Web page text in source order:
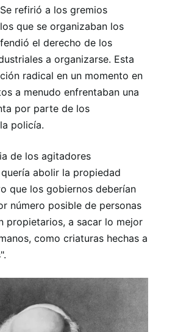
refirió a los gremios
que se organizaban los
el derecho de los
a organizarse. Esta
radical en un momento en
a menudo enfrentaban una
por parte de los
policía.
de los agitadores
abolir la propiedad
que los gobiernos deberían
número posible de personas
propietarios, a sacar lo mejor
como criaturas hechas a